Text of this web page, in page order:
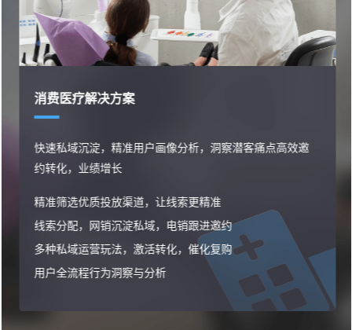
消费医疗解决方案
快速私域沉淀，精准用户画像分析，洞察潜客痛点高效邀
约转化，业绩增长
精准筛选优质投放渠道，让线索更精准
线索分配，网销沉淀私域，电销跟进邀约
多种私域运营玩法，激活转化，催化复购
用户全流程行为洞察与分析